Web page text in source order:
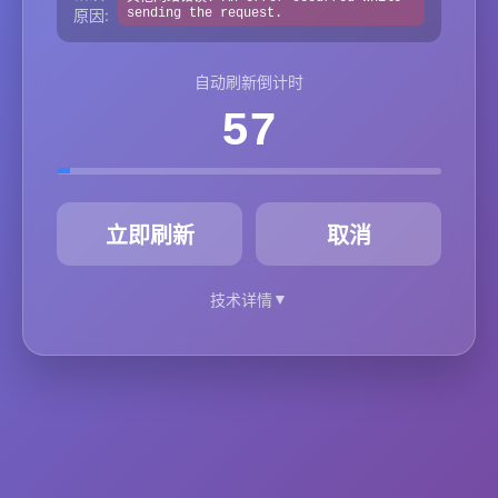
原因:
sending the request.
自动刷新倒计时
57
立即刷新 取消
技术详情▼